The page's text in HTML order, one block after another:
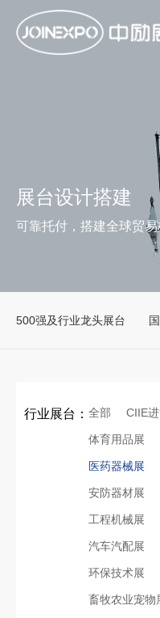
展台设计搭建
可靠托付，搭建全球贸
500强及行业龙头展台
行业展台： 全部 CIIE
体育用品展
医药器械展
安防器材展
工程机械展
汽车汽配展
环保技术展
畜牧农业宠物